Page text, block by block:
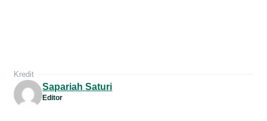
Kredit
Sapariah Saturi
Editor